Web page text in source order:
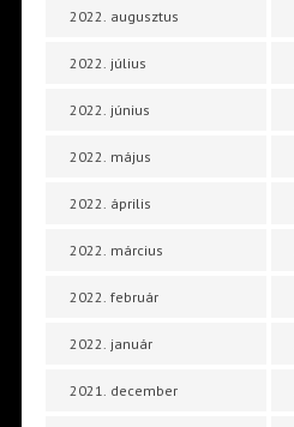
2022. augusztus
2022. július
2022. június
2022. május
2022. április
2022. március
2022. február
2022. január
2021. december